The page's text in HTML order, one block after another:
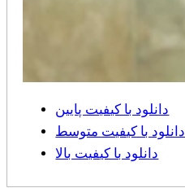
دانلود با کیفیت پایین
دانلود با کیفیت متوسط
دانلود با کیفیت بالا